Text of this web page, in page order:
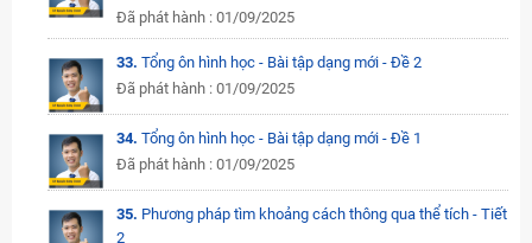
Đã phát hành : 01/09/2025
33. Tổng ôn hình học - Bài tập dạng mới - Đề 2
Đã phát hành : 01/09/2025
34. Tổng ôn hình học - Bài tập dạng mới - Đề 1
Đã phát hành : 01/09/2025
35. Phương pháp tìm khoảng cách thông qua thể tích - Tiết
2